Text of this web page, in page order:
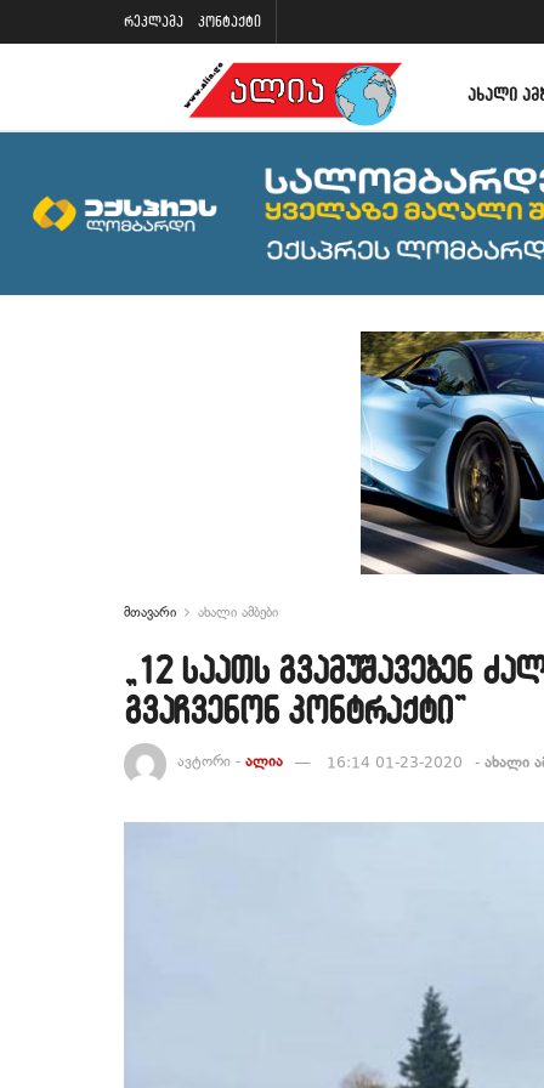
რეკლამა კონტაქტი
ᲐᲮᲐᲚᲘ
მთავარი ახალი ამბები
„12 საათს გვამუშავებენ
გვაჩვენონ კონტრაქტი”
ავტორი - ალია 16:14 01-23-2020 - ახალი